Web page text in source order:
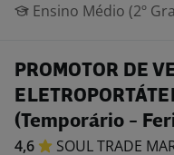
Ensino Médio (2º
PROMOTOR DE
(Temporário -
4,6 SOUL TRADE